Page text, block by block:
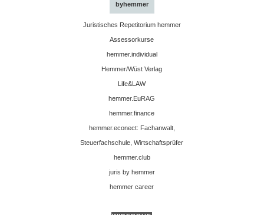
byhemmer
Juristisches Repetitorium hemmer
Assessorkurse
hemmer.individual
Hemmer/Wüst Verlag
Life&LAW
hemmer.EuRAG
hemmer.finance
hemmer.econect: Fachanwalt,
Steuerfachschule, Wirtschaftsprüfer
hemmer.club
juris by hemmer
hemmer career